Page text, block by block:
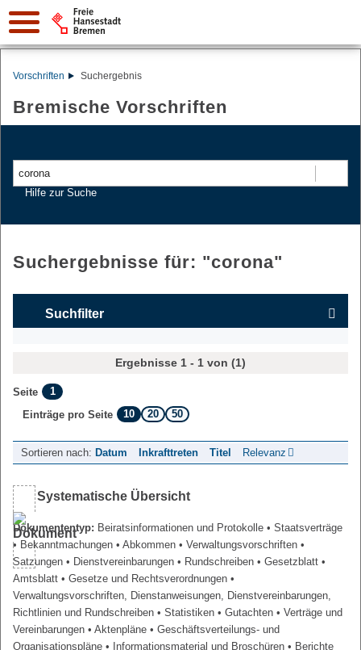
Vorschriften Suchergebnis
Bremische Vorschriften
Hilfe zur Suche
Suchergebnisse für: "corona"
Suchfilter
Ergebnisse 1 - 1 von (1)
Seite
1
Einträge pro Seite
10 20 50
Sortieren nach: Datum Inkrafttreten Titel Relevanz
Systematische Übersicht
Dokumententyp: Beiratsinformationen und Protokolle • Staatsverträge
• Bekanntmachungen • Abkommen • Verwaltungsvorschriften •
Satzungen • Dienstvereinbarungen • Rundschreiben • Gesetzblatt •
Amtsblatt • Gesetze und Rechtsverordnungen •
Verwaltungsvorschriften, Dienstanweisungen, Dienstvereinbarungen,
Richtlinien und Rundschreiben • Statistiken • Gutachten • Verträge und
Vereinbarungen • Aktenpläne • Geschäftsverteilungs- und
Organisationspläne • Informationsmaterial und Broschüren • Berichte